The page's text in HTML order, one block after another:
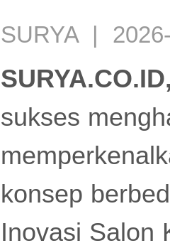
SURYA |
sukses
konsep
Inovasi Salon